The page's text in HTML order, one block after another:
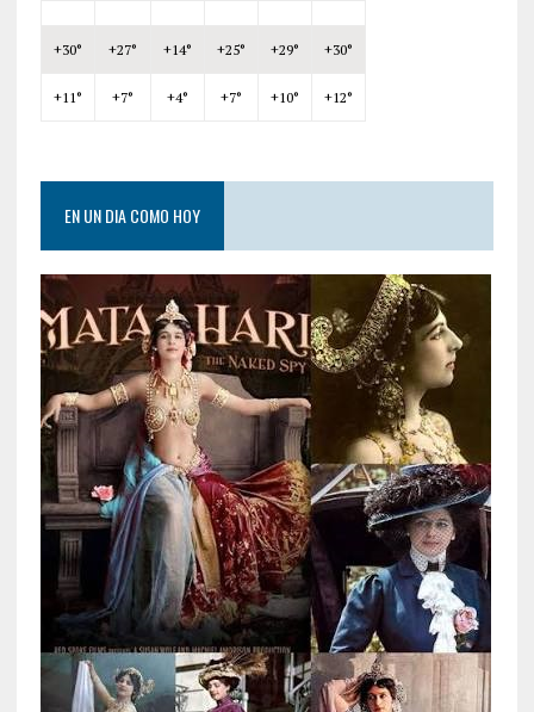
+30° +27° +14° +25° +29° +30°
+11° +7° +4° +7° +10° +12°
EN UN DIA COMO HOY